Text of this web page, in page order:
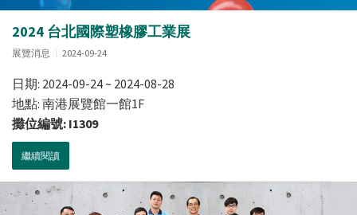
2024 台北國際塑橡膠工業展
展覽消息 2024-09-24
日期: 2024-09-24 ~ 2024-08-28
地點: 南港展覽館一館1F
攤位編號: I1309
繼續閱讀